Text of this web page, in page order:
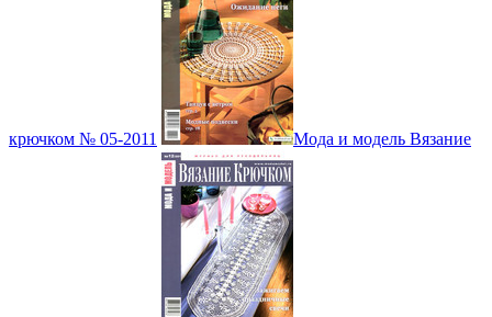
крючком № 05-2011 Мода и модель Вязание